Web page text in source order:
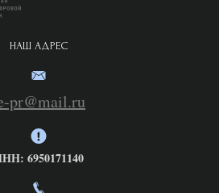
НАШ АДРЕС
pr@mail.ru
6950171140